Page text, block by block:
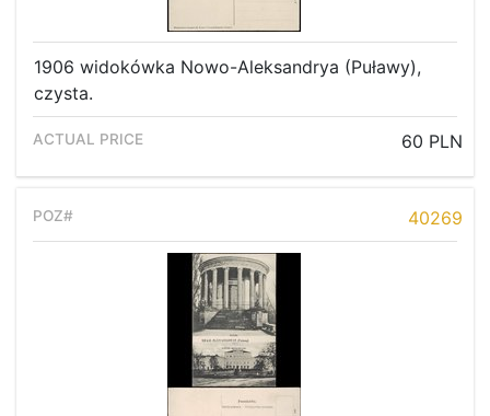
1906 widokówka Nowo-Aleksandrya (Puławy),
czysta.
60 PLN
40269